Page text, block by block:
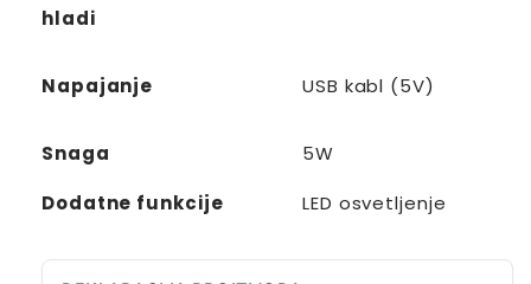
hladi
Napajanje USB kabl (5V)
Snaga
5W
Dodatne funkcije
LED osvetljenje